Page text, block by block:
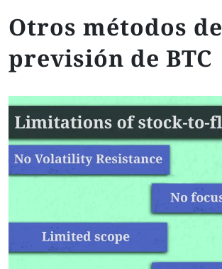
Otros métodos de
previsión de BTC